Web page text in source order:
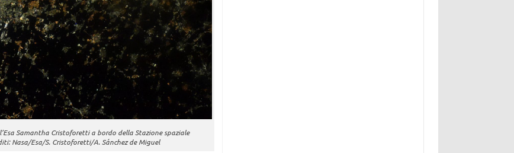
Samantha Cristoforetti a bordo della Stazione spaziale
Nasa/Esa/S. Cristoforetti/A. Sánchez de Miguel